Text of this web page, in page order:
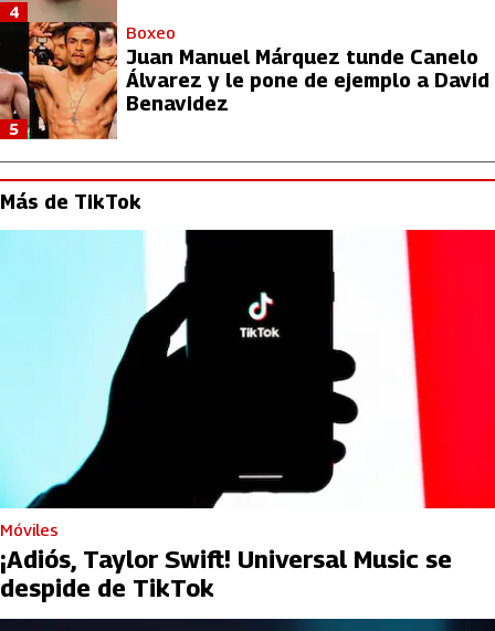
4
Boxeo
Juan Manuel Márquez tunde Canelo
Álvarez y le pone de ejemplo a David
Benavidez
5
Más de TikTok
Móviles
¡Adiós, Taylor Swift! Universal Music se
despide de TikTok